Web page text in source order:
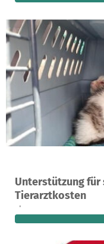
Unterstützung für
Tierarztkosten
Ein Projekt in
336